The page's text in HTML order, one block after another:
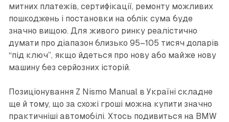
митних платежів, сертифікації, ремонту можливих
пошкоджень і постановки на облік сума буде
значно вищою. Для живого ринку реалістично
думати про діапазон близько 95–105 тисяч доларів
“під ключ”, якщо йдеться про нову або майже нову
машину без серйозних історій.
Позиціонування Z Nismo Manual в Україні складне
ще й тому, що за схожі гроші можна купити значно
практичніші автомобілі. Хтось подивиться на BMW